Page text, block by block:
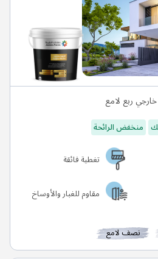
ربع لامع
منخفض الرائحة
تغطية فائقة
مقاوم للغبار والأوساخ
نصف لامع